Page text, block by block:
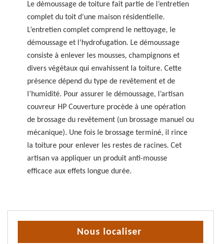
Le démoussage de toiture fait partie de l’entretien
complet du toit d’une maison résidentielle.
L’entretien complet comprend le nettoyage, le
démoussage et l’hydrofugation. Le démoussage
consiste à enlever les mousses, champignons et
divers végétaux qui envahissent la toiture. Cette
présence dépend du type de revêtement et de
l’humidité. Pour assurer le démoussage, l’artisan
couvreur HP Couverture procède à une opération
de brossage du revêtement (un brossage manuel ou
mécanique). Une fois le brossage terminé, il rince
la toiture pour enlever les restes de racines. Cet
artisan va appliquer un produit anti-mousse
efficace aux effets longue durée.
Nous localiser